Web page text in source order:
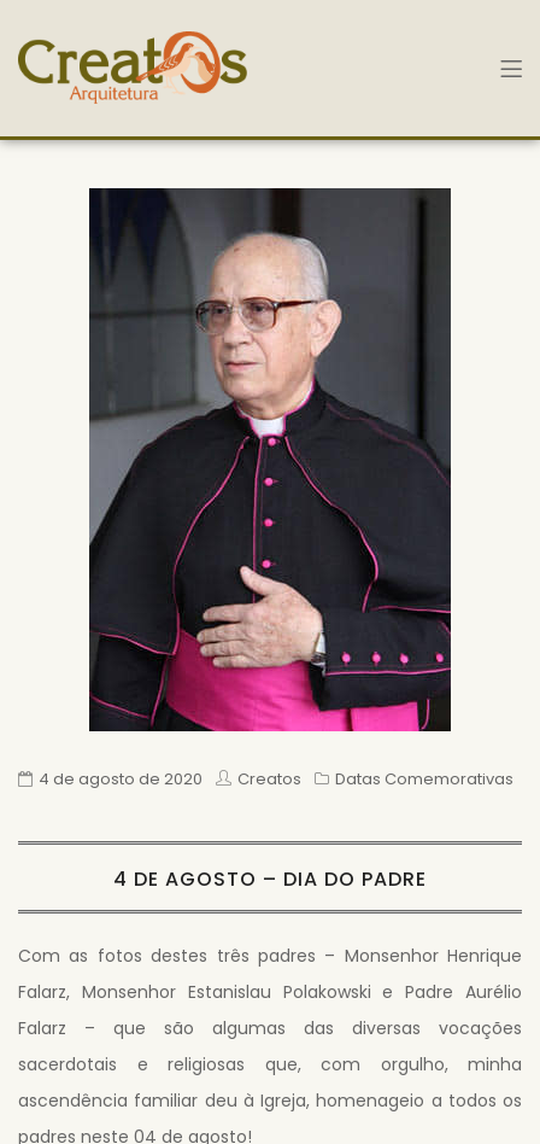
4 de agosto de 2020 Creatos Datas Comemorativas
4 DE AGOSTO – DIA DO PADRE
Com as fotos destes três padres – Monsenhor Henrique
Falarz, Monsenhor Estanislau Polakowski e Padre Aurélio
Falarz – que são algumas das diversas vocações
sacerdotais e religiosas que, com orgulho, minha
ascendência familiar deu à Igreja, homenageio a todos os
padres neste 04 de agosto!